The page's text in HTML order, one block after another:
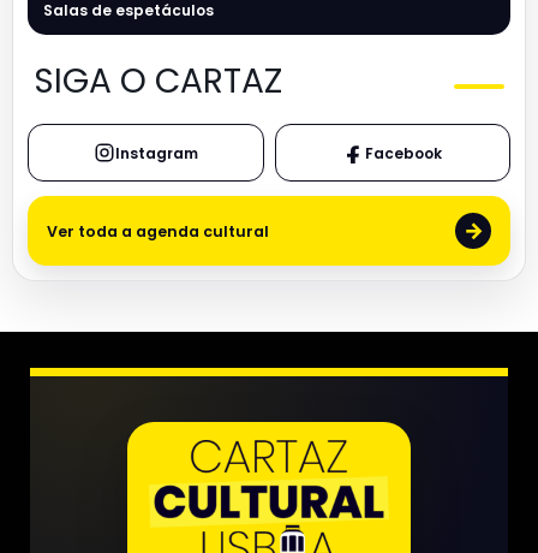
Salas de espetáculos
SIGA O CARTAZ
Instagram Facebook
Ver toda a agenda cultural →